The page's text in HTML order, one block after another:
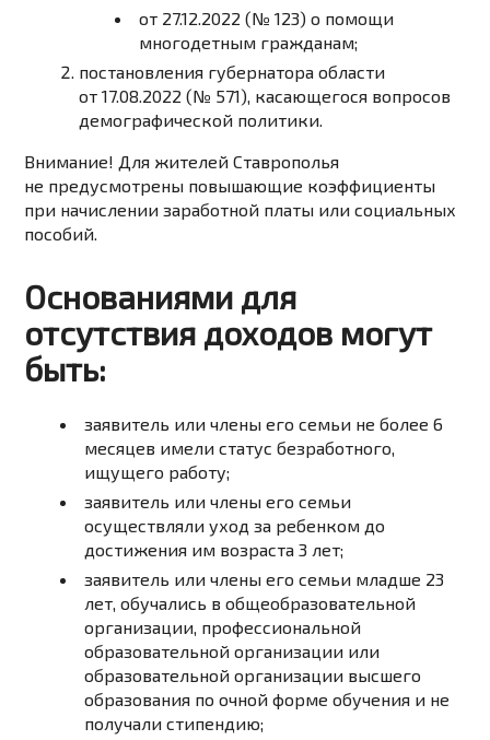
от 27.12.2022 (№ 123) о помощи
многодетным гражданам;
постановления губернатора области
от 17.08.2022 (№ 571), касающегося вопросов
демографической политики.
Внимание! Для жителей Ставрополья
не предусмотрены повышающие коэффициенты
при начислении заработной платы или социальных
пособий.
Основаниями для
отсутствия доходов могут
быть:
заявитель или члены его семьи не более 6
месяцев имели статус безработного,
ищущего работу;
заявитель или члены его семьи
осуществляли уход за ребенком до
достижения им возраста 3 лет;
заявитель или члены его семьи младше 23
лет, обучались в общеобразовательной
организации, профессиональной
образовательной организации или
образовательной организации высшего
образования по очной форме обучения и не
получали стипендию;